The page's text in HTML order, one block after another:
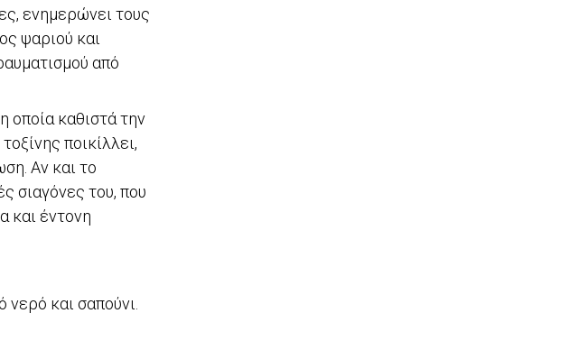
ενημερώνει τους
ψαριού και
από
οποία καθιστά την
ποικίλλει,
Αν και το
σιαγόνες του, που
και έντονη
και σαπούνι.